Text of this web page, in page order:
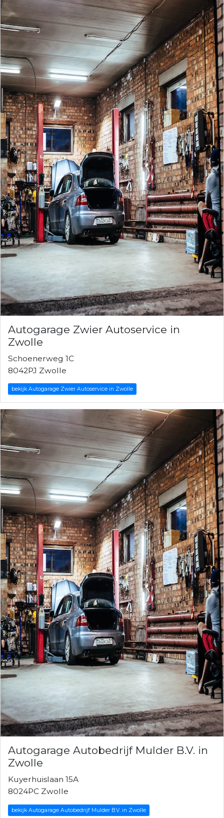
Autogarage Zwier Autoservice in
Zwolle
Schoenerweg 1C
8042PJ Zwolle
bekijk Autogarage Zwier Autoservice in Zwolle
Autogarage Autobedrijf Mulder B.V. in
Zwolle
Kuyerhuislaan 15A
8024PC Zwolle
bekijk Autogarage Autobedrijf Mulder B.V. in Zwolle